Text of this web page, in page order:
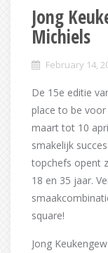
Jong
Michiels
February 14,
De 15e editie
place to be
maart tot 10
smakelijk
topchefs opent
18 en 35 jaar.
square!
Jong